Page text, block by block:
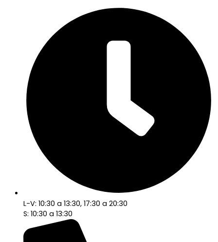
L-V: 10:30 a 13:30, 17:30 a 20:30
S: 10:30 a 13:30